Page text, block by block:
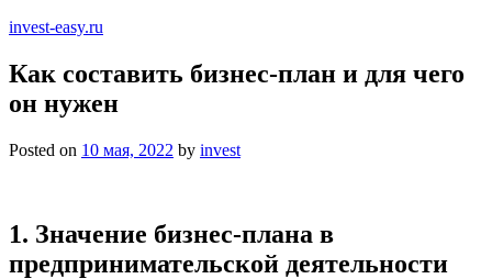
invest-easy.ru
Как составить бизнес-план и для чего
он нужен
Posted on 10 мая, 2022 by invest
1. Значение бизнес-плана в
предпринимательской деятельности